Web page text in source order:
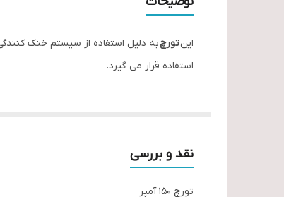
اینتورچبه دلیل استفاده از سیستم خنک
استفاده قرار می گیرد.
نقد و بررسی
تورچ 150 آمپر